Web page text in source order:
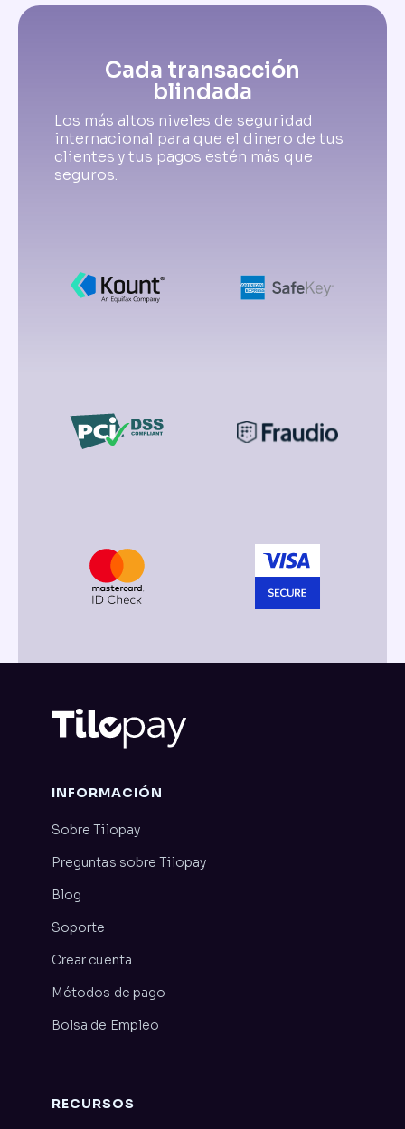
Cada transacción
blindada
Los más altos niveles de seguridad
internacional para que el dinero de tus
clientes y tus pagos estén más que
seguros.
INFORMACIÓN
Sobre Tilopay
Preguntas sobre Tilopay
Blog
Soporte
Crear cuenta
Métodos de pago
Bolsa de Empleo
RECURSOS